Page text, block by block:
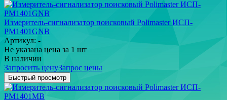
Измеритель-сигнализатор поисковый Polimaster ИСП-
PM1401GNB
Артикул: -
Не указана цена за 1 шт
В наличии
Запросить ценуЗапрос цены
Быстрый просмотр